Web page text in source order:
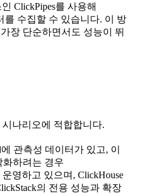
ClickPipes를 사용해
를 수집할 수 있습니다. 이 방
장 단순하면서도 성능이 뛰
나리오에 적합합니다.
관측성 데이터가 있고, 이
화하려는 경우
영하고 있으며, ClickHouse
의 전용 성능과 확장